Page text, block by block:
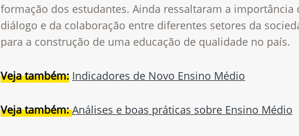
formação dos estudantes. Ainda ressaltaram a importância
diálogo e da colaboração entre diferentes setores da
para a construção de uma educação de qualidade no país.
Veja também: Indicadores de Novo Ensino Médio
Veja também:Análises e boas práticas sobre Ensino Médio